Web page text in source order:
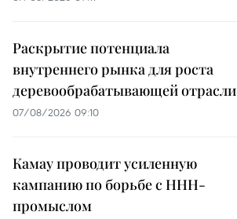
Раскрытие потенциала
внутреннего рынка для роста
деревообрабатывающей отрасли
07/08/2026 09:10
Камау проводит усиленную
кампанию по борьбе с ННН-
промыслом